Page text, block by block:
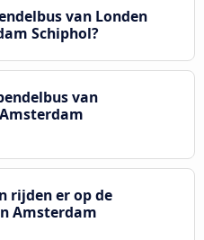
van Londen
Schiphol?
van
rijden er op de
Amsterdam